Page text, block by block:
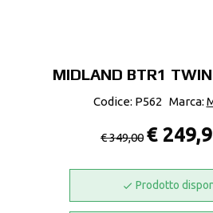
MIDLAND BTR1
Codice: P562 Marca:
€ 349,00 €
Prodotto